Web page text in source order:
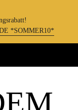
*SOMMER10*